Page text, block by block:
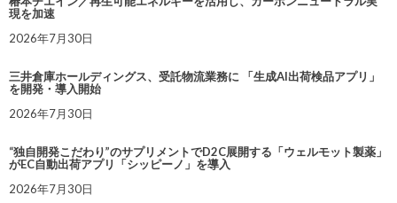
現を加速
2026年7月30日
三井倉庫ホールディングス、受託物流業務に 「生成AI出荷検品アプリ」
を開発・導入開始
2026年7月30日
“独自開発こだわり”のサプリメントでD2C展開する「ウェルモット製薬」
がEC自動出荷アプリ「シッピーノ」を導入
2026年7月30日